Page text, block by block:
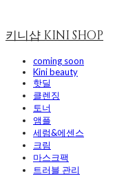
키니샵 KINI SHOP
coming soon
Kini beauty
핫딜
클렌징
토너
앰플
세럼&에센스
크림
마스크팩
트러블 관리